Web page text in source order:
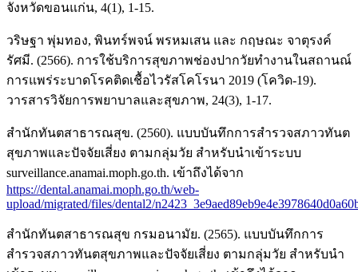
จังหวัดขอนแก่น, 4(1), 1-15.
วริษฐา พุ่มทอง, พินทร์พจน์ พรหมเสน และ กฤษณะ จาตุรงค์
รัศมี. (2566). การใช้บริการสุขภาพช่องปากวัยทำงานในสถานณ์
การแพร่ระบาดโรคติดเชื้อไวรัสโคโรนา 2019 (โควิด-19).
วารสารวิจัยการพยาบาลและสุขภาพ, 24(3), 1-17.
สำนักทันตสาธารณสุข. (2560). แบบบันทึกการสำรวจสภาวทันต
สุขภาพและปัจจัยเสี่ยง ตามกลุ่มวัย สำหรับนำเข้าระบบ
surveillance.anamai.moph.go.th. เข้าถึงได้จาก
https://dental.anamai.moph.go.th/web-
upload/migrated/files/dental2/
สำนักทันตสาธารณสุข กรมอนามัย. (2565). แบบบันทึกการ
สำรวจสภาวทันตสุขภาพและปัจจัยเสี่ยง ตามกลุ่มวัย สำหรับนำ